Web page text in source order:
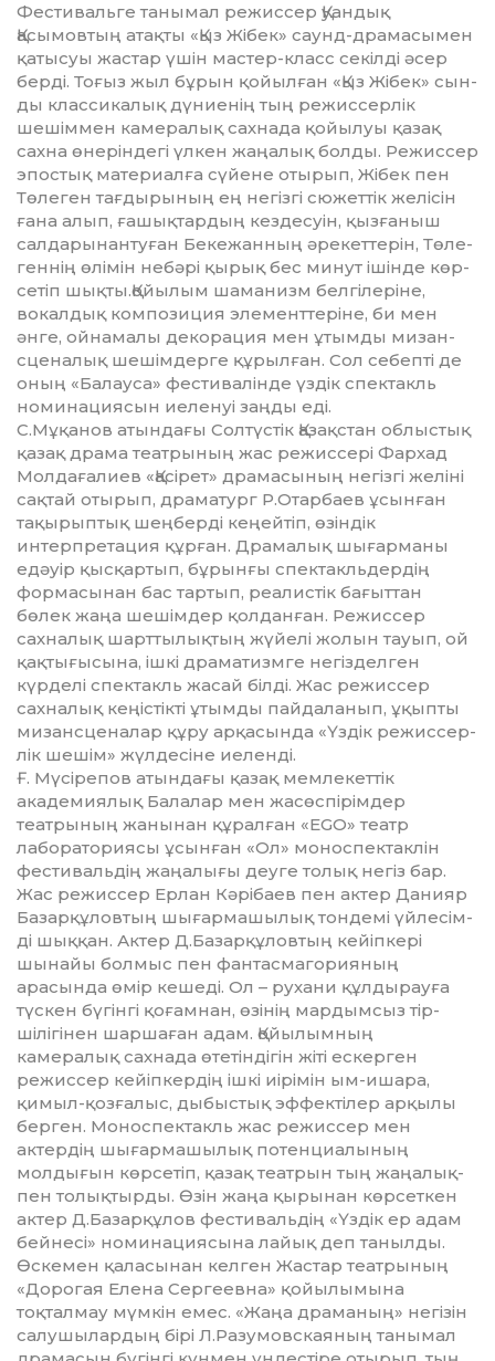
Фестивальге танымал режиссер Қуандық
Қасымовтың атақты «Қыз Жібек» саунд-драмасымен
қатысуы жастар үшін мастер-класс секілді әсер
берді. Тоғыз жыл бұрын қойылған «Қыз Жібек» сын­
ды классикалық дү­ние­нің тың режиссерлік
шешім­мен ка­ме­ралық сахнада қойылуы қазақ
сахна өнеріндегі үлкен жаңалық болды. Режиссер
эпос­тық матер­иалға сүйене отырып, Жібек пен
Төлеген тағдырының ең негізгі сюжеттік желісін
ғана алып, ға­шық­тардың кездесуін, қызғаныш
салдарынантуған Бекежанның әрекеттерін, Төле­
геннің өлімін не­бәрі қырық бес минут ішінде көр­
сетіп шықты.Қойылым шаманизм белгілеріне,
вокалдық композиция элемент­теріне, би мен
әнге, ойнамалы декорация мен ұтымды мизан­
сценалық шешімдерге құрылған. Сол се­беп­­ті де
оның «Балауса» фес­ти­валінде үздік спектакль
номинациясын иеленуі заңды еді.
С.Мұқанов атындағы Солтүс­тік Қазақстан облыстық
қазақ драма театрының жас режиссері Фархад
Молдағалиев «Қасірет» драмасының негізгі желіні
сақтай отырып, драматург Р.Отарбаев ұсынған
тақырыптық шеңберді кеңейтіп, өзіндік
интерпретация құрған. Драмалық шығарманы
едәуір қысқартып, бұрынғы спек­­такльдердің
формасынан бас тартып, реалистік бағыттан
бөлек жаңа шешімдер қолданған. Режиссер
сахналық шарттылық­тың жүйелі жолын тауып, ой
қақтығысына, ішкі драматизмге негізделген
күрделі спектакль жасай білді. Жас режиссер
сахна­лық кеңістікті ұтымды пайдаланып, ұқыпты
мизансценалар құ­ру арқасында «Үздік режис­сер­
лік шешім» жүлдесіне иеленді.
Ғ. Мүсірепов атындағы қазақ мемлекеттік
академиялық Балалар мен жасөспірімдер
театрының жанынан құралған «EGO» театр
лабораториясы ұсынған «Ол» моноспектаклін
фестивальдің жаңалығы деуге толық негіз бар.
Жас режиссер Ерлан Кәрібаев пен актер Данияр
Базарқұловтың шы­ғармашылық тондемі үй­ле­сім­
ді шыққан. Актер Д.Ба­зар­құ­л­ов­­тың кейіпкері
шынайы болмыс пен фантас­ма­го­рия­ның
арасында өмір кешеді. Ол – рухани құлдырауға
түскен бүгінгі қо­ғам­нан, өзінің мардымсыз тір­
шілігінен шаршаған адам. Қойы­лымның
камералық сахнада өте­тіндігін жіті ескерген
режиссер кейіпкердің ішкі иірімін ым-ишара,
қимыл-қозғалыс, ды­быстық эффектілер арқылы
бер­ген. Моноспектакль жас режиссер мен
актердің шығарма­шы­лық потенциалы­ның
молды­ғын көр­сетіп, қазақ театрын тың жаңа­лық­
пен толықтырды. Өзін жаңа қырынан көрсеткен
актер Д.Ба­зар­құлов фестивальдің «Үздік ер адам
бейнесі» номинациясына лайық деп танылды.
Өскемен қаласынан келген Жастар театрының
«Дорогая Еле­­на Сергеевна» қойылымына
тоқталмау мүмкін емес. «Жаңа драманың» негізін
салушы­лар­дың бірі Л.Разумовскаяның танымал